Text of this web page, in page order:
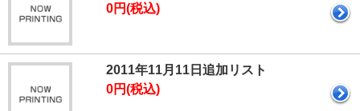
0円(税込)
2011年11月11日追加リスト
0円(税込)